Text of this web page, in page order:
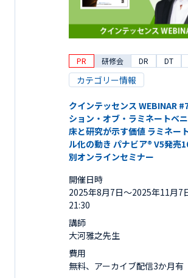
PR 研修会 DR DT
カテゴリー情報
クインテッセンス WEBINAR
ション・オブ・ラミネートベ
床と研究が示す価値 ラミネー
ル化の動き パナビア® V5発売
別オンラインセミナー
開催日時
2025年8月7日〜2025年11月
21:30
講師
大河雅之先生
費用
無料、アーカイブ配信3か月有